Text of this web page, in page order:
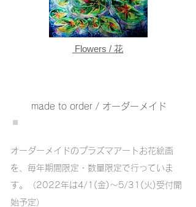
Flowers / 花
made to order / オーダーメイド
オーダーメイドのプラズマアートお花絵画
を、毎年期間限定・数量限定で行っていま
す。（2022年は4/1(金)〜5/31(火)受付開
始予定）